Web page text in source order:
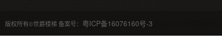
版权所有©世爵楼梯 备案号： 粤ICP备16076160号-3